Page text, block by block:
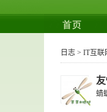
日志 > IT互联
蜻